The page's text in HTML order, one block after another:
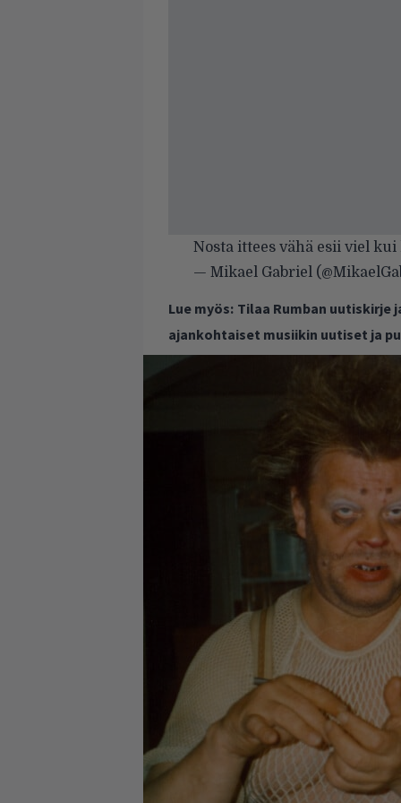
Nosta ittees vähä esii viel kui
— Mikael Gabriel
Lue myös: Tilaa Rumban uutiskirje
ajankohtaiset musiikin uutiset ja